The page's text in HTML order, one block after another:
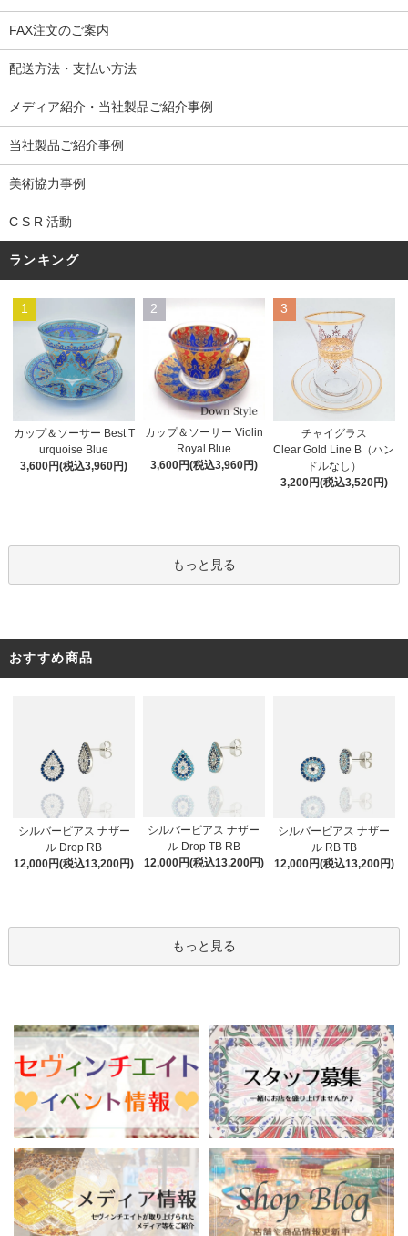
FAX注文のご案内
配送方法・支払い方法
メディア紹介・当社製品ご紹介事例
当社製品ご紹介事例
美術協力事例
C S R 活動
ランキング
1
カップ＆ソーサー Best T
urquoise Blue
3,600円(税込3,960円)
2
カップ＆ソーサー Violin
Royal Blue
3,600円(税込3,960円)
3
チャイグラス
Clear Gold Line B（ハン
ドルなし）
3,200円(税込3,520円)
もっと見る
おすすめ商品
シルバーピアス ナザー
ル Drop RB
12,000円(税込13,200円)
シルバーピアス ナザー
ル Drop TB RB
12,000円(税込13,200円)
シルバーピアス ナザー
ル RB TB
12,000円(税込13,200円)
もっと見る